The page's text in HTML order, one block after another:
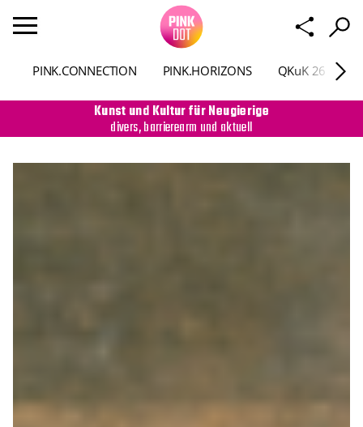
PINK.CONNECTION PINK.HORIZONS QKuK 26
Kunst und Kultur für Neugierige
divers, barrierearm und aktuell